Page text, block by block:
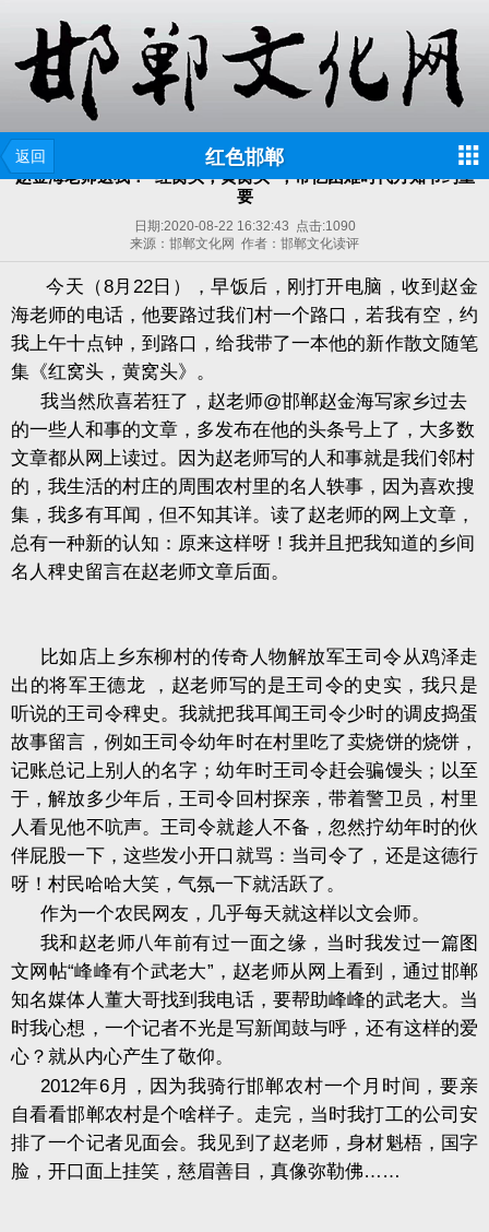
返回 红色邯郸
赵金海老师送我：“红窝头，黄窝头”，常忆困难时代方知节约重
要
日期:2020-08-22 16:32:43 点击:1090
来源：邯郸文化网 作者：邯郸文化读评
今天（8月 22日），早饭后，刚打开电脑，收到赵金
海老师的电话，他要路过我们村一个路口，若我有空，约
我上午十点钟，到路口，给我带了一本他的新作散文随笔
集《红窝头，黄窝头》。
我当然欣喜若狂了，赵老师@邯郸赵金海写家乡过去
的一些人和事的文章，多发布在他的头条号上了，大多数
文章都从网上读过。因为赵老师写的人和事就是我们邻村
的，我生活的村庄的周围农村里的名人轶事，因为喜欢搜
集，我多有耳闻，但不知其详。读了赵老师的网上文章，
总有一种新的认知：原来这样呀！我并且把我知道的乡间
名人稗史留言在赵老师文章后面。
比如店上乡东柳村的传奇人物解放军王司令从鸡泽走
出的将军王德龙
，赵老师写的是王司令的史实，我只是
听说的王司令稗史。我就把我耳闻王司令少时的调皮捣蛋
故事留言，例如王司令幼年时在村里吃了卖烧饼的烧饼，
记账总记上别人的名字；幼年时王司令赶会骗馒头；以至
于，解放多少年后，王司令回村探亲，带着警卫员，村里
人看见他不吭声。王司令就趁人不备，忽然拧幼年时的伙
伴屁股一下，这些发小开口就骂：当司令了，还是这德行
呀！村民哈哈大笑，气氛一下就活跃了。
作为一个农民网友，几乎每天就这样以文会师。
我和赵老师八年前有过一面之缘，当时我发过一篇图
文网帖“峰峰有个武老大” ，赵老师从网上看到，通过邯郸
知名媒体人董大哥找到我电话，要帮助峰峰的武老大。当
时我心想，一个记者不光是写新闻鼓与呼，还有这样的爱
心？就从内心产生了敬仰。
2012年6 月，因为我骑行邯郸农村一个月时间，要亲
自看看邯郸农村是个啥样子。走完，当时我打工的公司安
排了一个记者见面会。我见到了赵老师，身材魁梧，国字
脸，开口面上挂笑，慈眉善目，真像弥勒佛……